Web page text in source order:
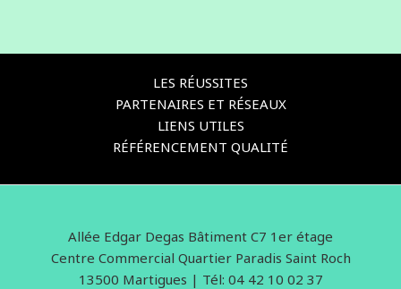
LES RÉUSSITES
PARTENAIRES ET RÉSEAUX
LIENS UTILES
RÉFÉRENCEMENT QUALITÉ
Allée Edgar Degas Bâtiment C7 1er étage
Centre Commercial Quartier Paradis Saint Roch
13500 Martigues | Tél: 04 42 10 02 37